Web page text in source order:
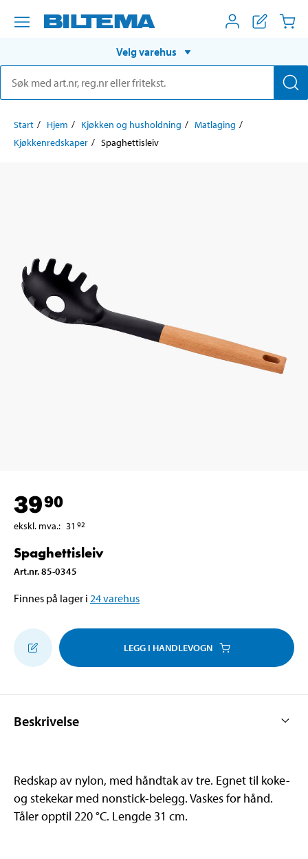
Velg varehus
Start Hjem Kjøkken og husholdning
Matlaging
Kjøkkenredskaper
Spaghettisleiv
3990
ekskl. mva.: 31 92
Spaghettisleiv
Art.nr.85-0345
Finnes på lager i 24varehus
LEGG I HANDLEVOGN
Beskrivelse
Redskap av nylon, med håndtak av tre. Egnet til koke-
og stekekar med nonstick-belegg. Vaskes for hånd.
Tåler opptil 220 °C. Lengde 31 cm.